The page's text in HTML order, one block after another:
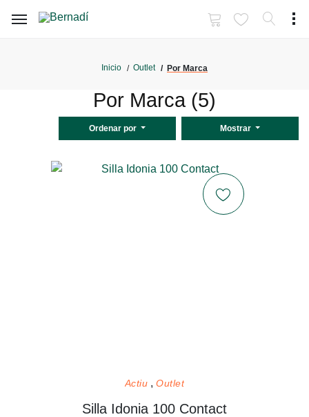
Inicio Outlet Por Marca
Por Marca (5)
Ordenar por Mostrar
Actiu Outlet
Silla Idonia 100 Contact